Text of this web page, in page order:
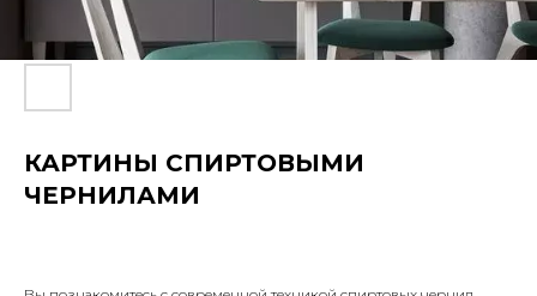
КАРТИНЫ СПИРТОВЫМИ
ЧЕРНИЛАМИ